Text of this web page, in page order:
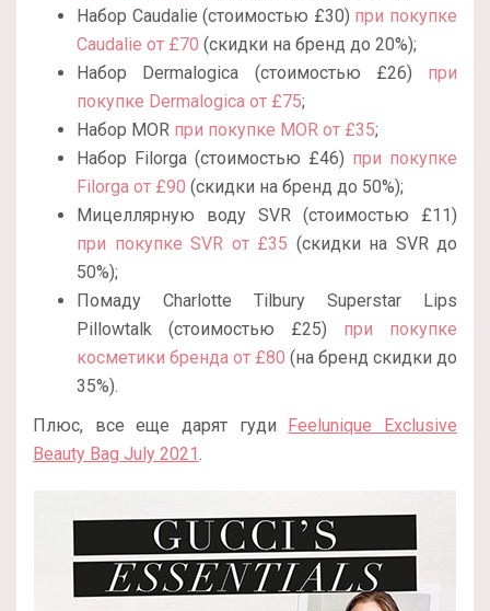
Набор Caudalie (стоимостью £30) при покупке
Caudalie от £70 (скидки на бренд до 20%);
Набор Dermalogica (стоимостью £26) при
покупке Dermalogica от £75;
Набор MOR при покупке MOR от £35;
Набор Filorga (стоимостью £46) при покупке
Filorga от £90 (скидки на бренд до 50%);
Мицеллярную воду SVR (стоимостью £11)
при покупке SVR от £35 (скидки на SVR до
50%);
Помаду Charlotte Tilbury Superstar Lips
Pillowtalk (стоимостью £25) при покупке
косметики бренда от £80 (на бренд скидки до
35%).
Плюс, все еще дарят гуди Feelunique Exclusive
Beauty Bag July 2021.